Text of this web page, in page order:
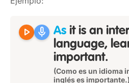
play_arrow mic As it is an
language,
important.
(Como es un idioma
inglés es importante.)